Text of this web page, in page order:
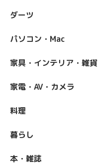
ダーツ
パソコン・Mac
家具・インテリア・雑貨
家電・AV・カメラ
料理
暮らし
本・雑誌